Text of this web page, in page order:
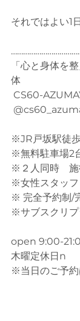
それではよい1
「心と身体を
体
CS60-
※JR戸坂駅徒
※無料駐車場2
※２人同時　
※女性スタッフ
※ 完全予約制/
※サブスクリ
open 9:00-
木曜定休日n
※当日のご予